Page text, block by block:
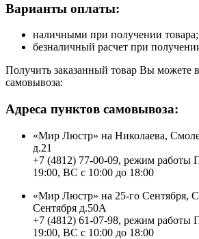
Варианты оплаты:
наличными при получении товара;
безналичный расчет при
Получить заказанный товар Вы можете
самовывоза:
Адреса пунктов самовывоза:
«Мир Люстр» на Николаева,
д.21
+7 (4812) 77-00-09, режим работы
19:00, ВС с 10:00 до 18:00
«Мир Люстр» на 25-го Сентября,
Сентября д.50А
+7 (4812) 61-07-98, режим работы
19:00, ВС с 10:00 до 18:00